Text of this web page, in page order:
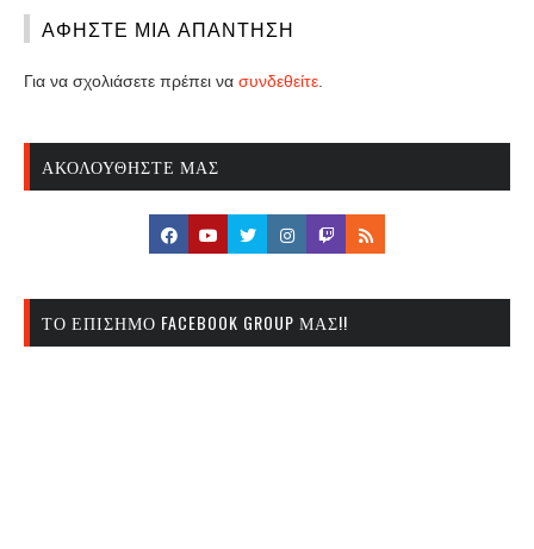
ΑΦΉΣΤΕ ΜΙΑ ΑΠΆΝΤΗΣΗ
Για να σχολιάσετε πρέπει να συνδεθείτε
ΑΚΟΛΟΥΘΉΣΤΕ ΜΑΣ
ΤΟ ΕΠΊΣΗΜΟ FACEBOOK GROUP ΜΑΣ!!